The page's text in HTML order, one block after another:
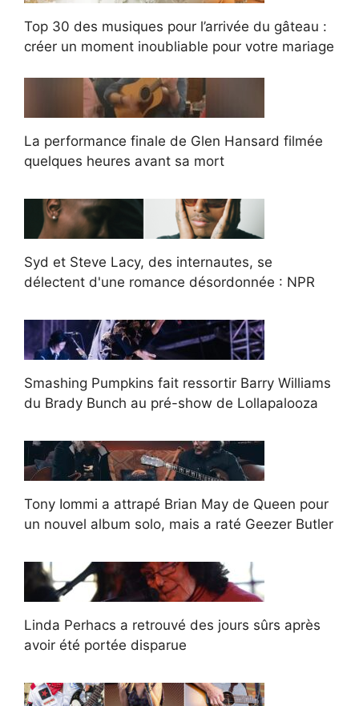
Top 30 des musiques pour l’arrivée du gâteau :
créer un moment inoubliable pour votre mariage
La performance finale de Glen Hansard filmée
quelques heures avant sa mort
Syd et Steve Lacy, des internautes, se
délectent d'une romance désordonnée : NPR
Smashing Pumpkins fait ressortir Barry Williams
du Brady Bunch au pré-show de Lollapalooza
Tony Iommi a attrapé Brian May de Queen pour
un nouvel album solo, mais a raté Geezer Butler
Linda Perhacs a retrouvé des jours sûrs après
avoir été portée disparue